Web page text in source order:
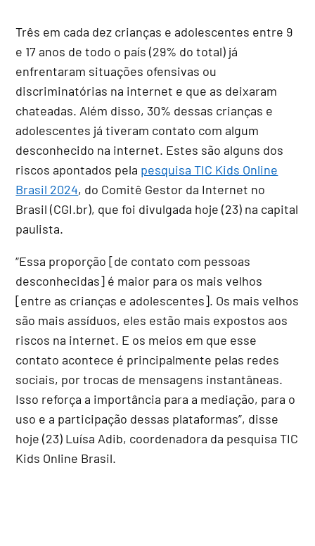
Três em cada dez crianças e adolescentes entre 9
e 17 anos de todo o país (29% do total) já
enfrentaram situações ofensivas ou
discriminatórias na internet e que as deixaram
chateadas. Além disso, 30% dessas crianças e
adolescentes já tiveram contato com algum
desconhecido na internet. Estes são alguns dos
riscos apontados pela pesquisa TIC Kids Online
Brasil 2024, do Comitê Gestor da Internet no
Brasil (CGI.br), que foi divulgada hoje (23) na capital
paulista.
“Essa proporção [de contato com pessoas
desconhecidas] é maior para os mais velhos
[entre as crianças e adolescentes]. Os mais velhos
são mais assíduos, eles estão mais expostos aos
riscos na internet. E os meios em que esse
contato acontece é principalmente pelas redes
sociais, por trocas de mensagens instantâneas.
Isso reforça a importância para a mediação, para o
uso e a participação dessas plataformas”, disse
hoje (23) Luísa Adib, coordenadora da pesquisa TIC
Kids Online Brasil.